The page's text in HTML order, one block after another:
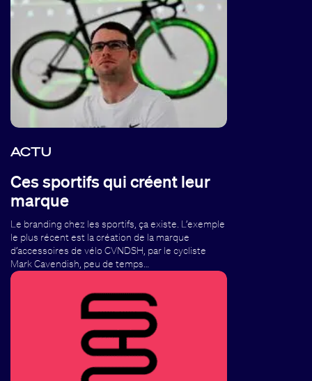
ACTU
Ces sportifs qui créent leur
marque
Le branding chez les sportifs, ça existe. L’exemple
le plus récent est la création de la marque
d’accessoires de vélo CVNDSH, par le cycliste
Mark Cavendish, peu de temps…